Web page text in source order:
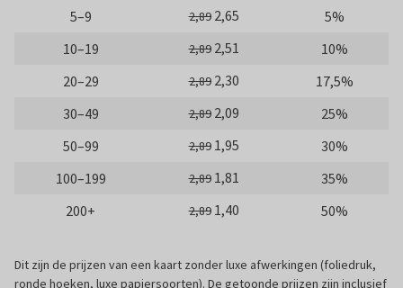
5–9
2,89 2,65
5%
10–19
2,89 2,51
10%
20–29
2,89 2,30
17,5%
30–49
2,89 2,09
25%
50–99
2,89 1,95
30%
100–199
2,89 1,81
35%
200+
2,89 1,40 50%
Dit zijn de prijzen van een kaart zonder luxe afwerkingen (foliedruk,
ronde hoeken, luxe papiersoorten). De getoonde prijzen zijn inclusief